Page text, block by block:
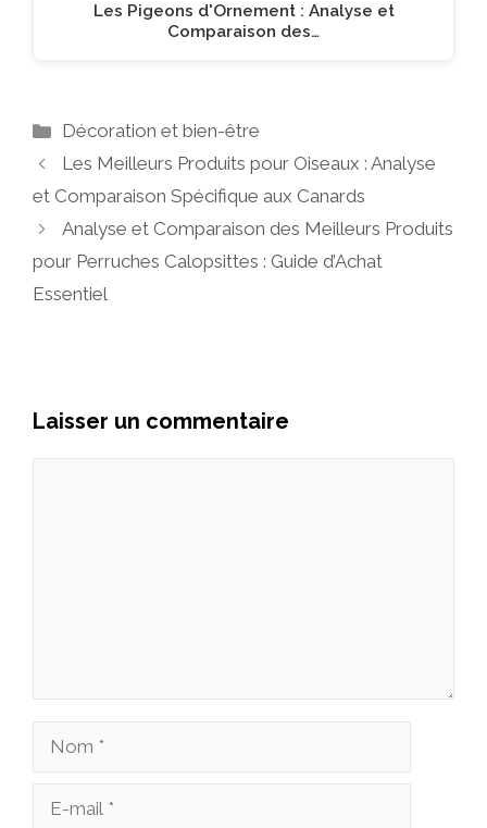
Les Pigeons d'Ornement : Analyse et
Comparaison des…
Catégories
Décoration et bien-être
Les Meilleurs Produits pour Oiseaux : Analyse
et Comparaison Spécifique aux Canards
Analyse et Comparaison des Meilleurs Produits
pour Perruches Calopsittes : Guide d’Achat
Essentiel
Laisser un commentaire
Nom